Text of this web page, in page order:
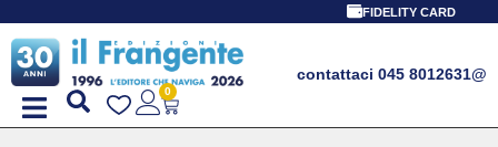
FIDELITY CARD
contattaci 045 8012631@
0